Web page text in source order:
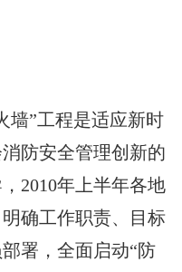
”工程是适应新时
防安全管理创新的
2010年上半年各地
确工作职责、目标
署，全面启动“防